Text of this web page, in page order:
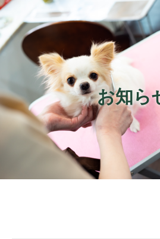
お知ら